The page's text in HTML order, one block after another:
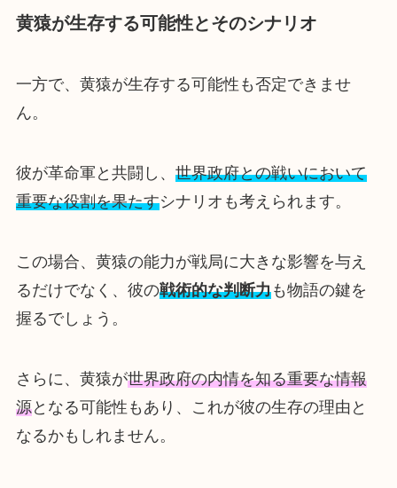
黄猿が生存する可能性とそのシナリオ
一方で、黄猿が生存する可能性も否定できませ
ん。
彼が革命軍と共闘し、 世界政府との戦いにおいて
重要な役割を果たすシナリオも考えられます。
この場合、黄猿の能力が戦局に大きな影響を与え
るだけでなく、彼の戦術的な判断力も物語の鍵を
握るでしょう。
さらに、黄猿が世界政府の内情を知る重要な情報
源となる可能性もあり、これが彼の生存の理由と
なるかもしれません。